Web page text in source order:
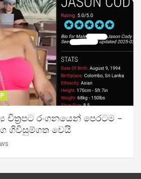
චිත්‍රපට රංගනයෙන් පෙරටම –
ගිවිසුම්ගත වෙයි